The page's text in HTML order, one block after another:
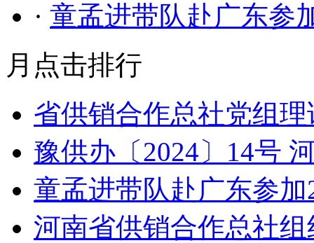
· 童孟进带队赴广东参
月点击排行
省供销合作总社党组
豫供办〔2024〕14号
童孟进带队赴广东参
河南省供销合作总社